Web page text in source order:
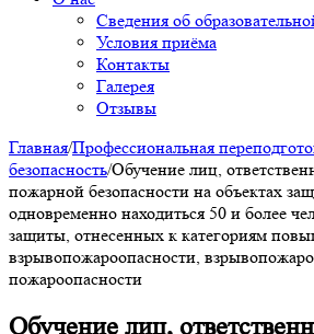
Сведения об
Условия приёма
Контакты
Галерея
Отзывы
Главная/Профессиональная
безопасность/Обучение лиц,
пожарной безопасности на объектах
одновременно находиться 50 и более
защиты, отнесенных к категориям
взрывопожароопасности,
пожароопасности
Обучение лиц,